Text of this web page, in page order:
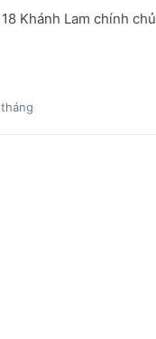
Khánh Lam chính chủ